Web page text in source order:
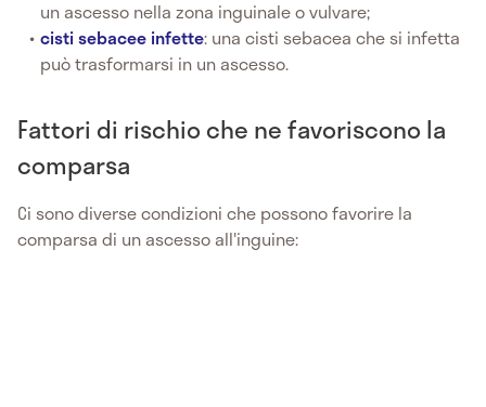
un ascesso nella zona inguinale o vulvare;
cisti sebacee infette: una cisti sebacea che si infetta
può trasformarsi in un ascesso.
Fattori di rischio che ne favoriscono la
comparsa
Ci sono diverse condizioni che possono favorire la
comparsa di un ascesso all'inguine: